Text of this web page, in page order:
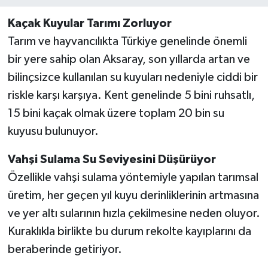
Kaçak Kuyular Tarımı Zorluyor
Tarım ve hayvancılıkta Türkiye genelinde önemli
bir yere sahip olan Aksaray, son yıllarda artan ve
bilinçsizce kullanılan su kuyuları nedeniyle ciddi bir
riskle karşı karşıya. Kent genelinde 5 bini ruhsatlı,
15 bini kaçak olmak üzere toplam 20 bin su
kuyusu bulunuyor.
Vahşi Sulama Su Seviyesini Düşürüyor
Özellikle vahşi sulama yöntemiyle yapılan tarımsal
üretim, her geçen yıl kuyu derinliklerinin artmasına
ve yer altı sularının hızla çekilmesine neden oluyor.
Kuraklıkla birlikte bu durum rekolte kayıplarını da
beraberinde getiriyor.